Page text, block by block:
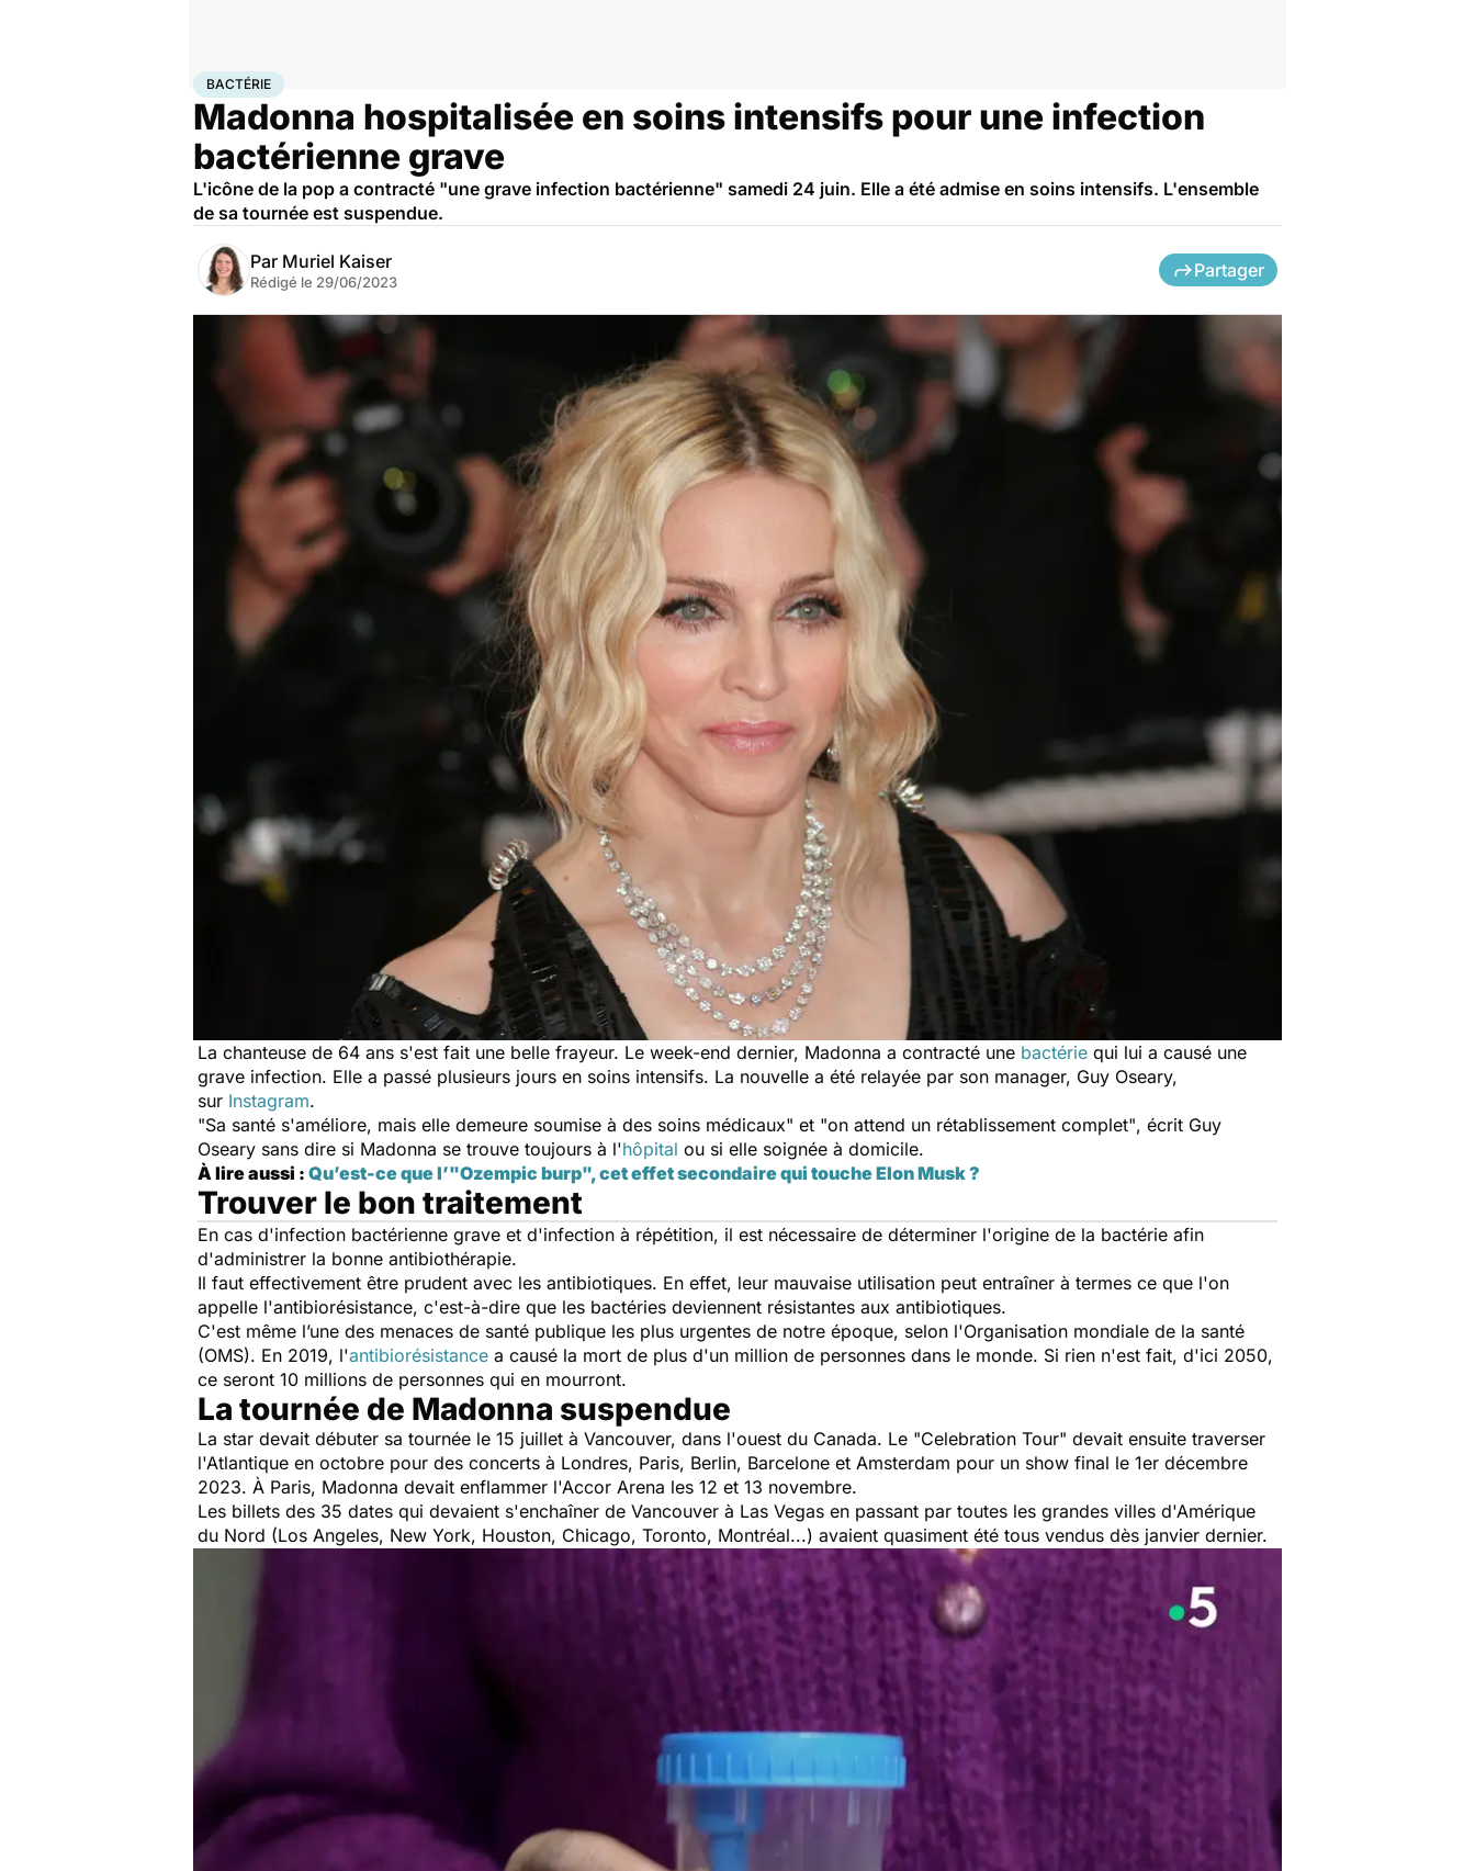
AccueilSanté Maladies
BACTÉRIE
Madonna hospitalisée en soins intensifs pour une infection
bactérienne grave
L'icône de la pop a contracté "une grave infection bactérienne" samedi 24 juin. Elle a été admise en soins intensifs. L'ensemble
de sa tournée est suspendue.
Par Muriel Kaiser
Rédigé le 29/06/2023
Partager
La chanteuse de 64 ans s'est fait une belle frayeur. Le week-end dernier, Madonna a contracté une bactérie qui lui a causé une
grave infection. Elle a passé plusieurs jours en soins intensifs. La nouvelle a été relayée par son manager, Guy Oseary,
sur Instagram.
"Sa santé s'améliore, mais elle demeure soumise à des soins médicaux" et "on attend un rétablissement complet", écrit Guy
Oseary sans dire si Madonna se trouve toujours à l'hôpital ou si elle soignée à domicile.
À lire aussi : Qu’est-ce que l’"Ozempic burp", cet effet secondaire qui touche Elon Musk ?
Trouver le bon traitement
En cas d'infection bactérienne grave et d'infection à répétition, il est nécessaire de déterminer l'origine de la bactérie afin
d'administrer la bonne antibiothérapie.
Il faut effectivement être prudent avec les antibiotiques. En effet, leur mauvaise utilisation peut entraîner à termes ce que l'on
appelle l'antibiorésistance, c'est-à-dire que les bactéries deviennent résistantes aux antibiotiques.
C'est même l’une des menaces de santé publique les plus urgentes de notre époque, selon l'Organisation mondiale de la santé
(OMS). En 2019, l'antibiorésistance a causé la mort de plus d'un million de personnes dans le monde. Si rien n'est fait, d'ici 2050,
ce seront 10 millions de personnes qui en mourront.
La tournée de Madonna suspendue
La star devait débuter sa tournée le 15 juillet à Vancouver, dans l'ouest du Canada. Le "Celebration Tour" devait ensuite traverser
l'Atlantique en octobre pour des concerts à Londres, Paris, Berlin, Barcelone et Amsterdam pour un show final le 1er décembre
2023. À Paris, Madonna devait enflammer l'Accor Arena les 12 et 13 novembre.
Les billets des 35 dates qui devaient s'enchaîner de Vancouver à Las Vegas en passant par toutes les grandes villes d'Amérique
du Nord (Los Angeles, New York, Houston, Chicago, Toronto, Montréal...) avaient quasiment été tous vendus dès janvier dernier.